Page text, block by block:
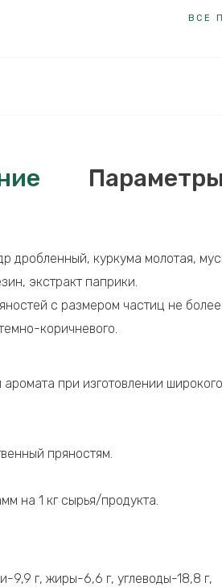
ВСЕ
Параметры
дробленный, куркума молотая,
экстракт паприки.
с размером частиц не более
коричневого.
при изготовлении
пряностям.
на 1 кг сырья/продукта.
9,9 г, жиры-6,6 г, углеводы-18,8 г,